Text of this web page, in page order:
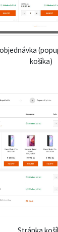
košíka)
Stránka